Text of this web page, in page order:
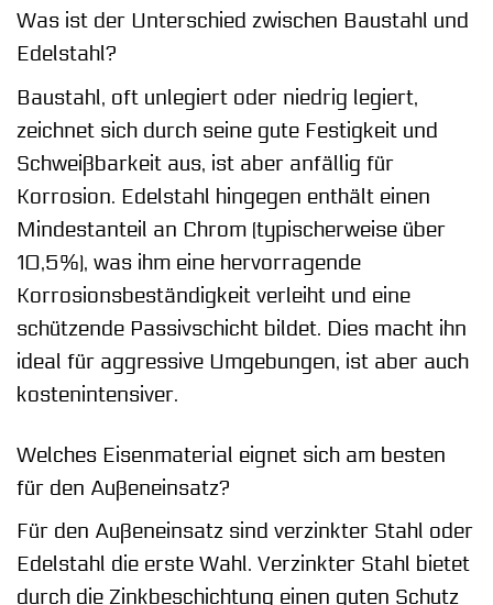
Was ist der Unterschied zwischen Baustahl und
Edelstahl?
Baustahl, oft unlegiert oder niedrig legiert,
zeichnet sich durch seine gute Festigkeit und
Schweißbarkeit aus, ist aber anfällig für
Korrosion. Edelstahl hingegen enthält einen
Mindestanteil an Chrom (typischerweise über
10,5%), was ihm eine hervorragende
Korrosionsbeständigkeit verleiht und eine
schützende Passivschicht bildet. Dies macht ihn
ideal für aggressive Umgebungen, ist aber auch
kostenintensiver.
Welches Eisenmaterial eignet sich am besten
für den Außeneinsatz?
Für den Außeneinsatz sind verzinkter Stahl oder
Edelstahl die erste Wahl. Verzinkter Stahl bietet
durch die Zinkbeschichtung einen guten Schutz